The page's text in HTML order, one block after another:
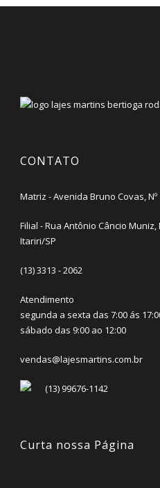
CONTATO
Matriz - Avenida Bruno Covas,
Filial - Rua Antônio Câncio Muniz,
Itariri/SP
(13) 3313 - 2062
Atendimento
segunda a sexta das 7:00 ás
sábado das 9:00 ao 12:00
vendas@lajesmartins.com.br
(13) 99676-1142
Curta nossa Página